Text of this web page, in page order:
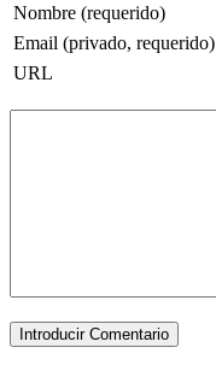
Nombre (requerido)
Email (privado, requerido)
URL